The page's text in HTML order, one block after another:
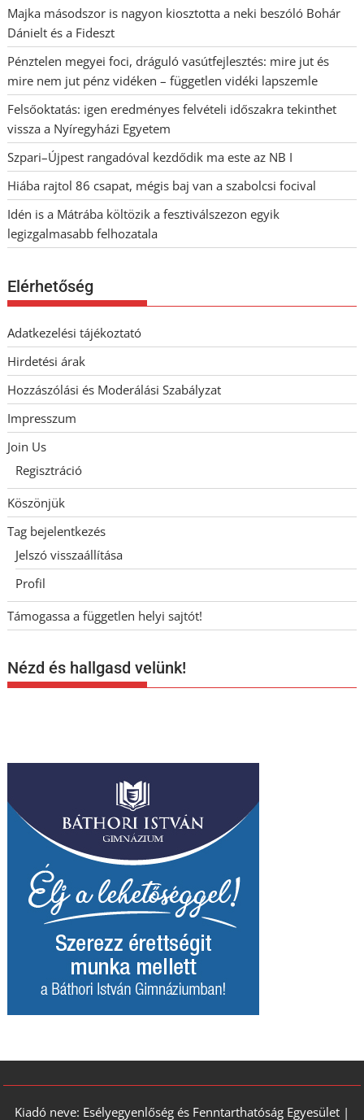
Majka másodszor is nagyon kiosztotta a neki beszóló Bohár
Dánielt és a Fideszt
Pénztelen megyei foci, dráguló vasútfejlesztés: mire jut és
mire nem jut pénz vidéken – független vidéki lapszemle
Felsőoktatás: igen eredményes felvételi időszakra tekinthet
vissza a Nyíregyházi Egyetem
Szpari–Újpest rangadóval kezdődik ma este az NB I
Hiába rajtol 86 csapat, mégis baj van a szabolcsi focival
Idén is a Mátrába költözik a fesztiválszezon egyik
legizgalmasabb felhozatala
Elérhetőség
Adatkezelési tájékoztató
Hirdetési árak
Hozzászólási és Moderálási Szabályzat
Impresszum
Join Us
Regisztráció
Köszönjük
Tag bejelentkezés
Jelszó visszaállítása
Profil
Támogassa a független helyi sajtót!
Nézd és hallgasd velünk!
Kiadó neve: Esélyegyenlőség és Fenntarthatóság Egyesület |